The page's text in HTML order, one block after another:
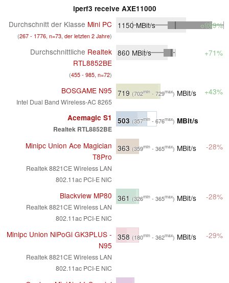
iperf3 receive AXE11000
Durchschnitt der Klasse Mini PC
(267 - 1776, n=73, der letzten 2 Jahre)
1150MBit/s +129%
Durchschnittliche Realtek
RTL8852BE
(455 - 985, n=72)
860 MBit/s +71%
BOSGAME N95
Intel Dual Band Wireless-AC 8265
719 (702min - 729max) MBit/s +43%
Acemagic S1
Realtek RTL8852BE
503 (357min - 676max) MBit/s
Minipc Union Ace Magician
T8Pro
Realtek 8821CE Wireless LAN
802.11ac PCI-E NIC
363 (359min - 365max) MBit/s -28%
Blackview MP80
Realtek 8821CE Wireless LAN
802.11ac PCI-E NIC
361 (326min - 365max) MBit/s -28%
Minipc Union NiPoGi GK3PLUS -
N95
Realtek 8821CE Wireless LAN
802.11ac PCI-E NIC
358 (180min - 362max) MBit/s -29%